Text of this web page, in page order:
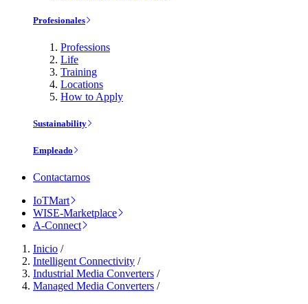
Profesionales
Professions
Life
Training
Locations
How to Apply
Sustainability
Empleado
Contactarnos
IoTMart
WISE-Marketplace
A-Connect
Inicio /
Intelligent Connectivity /
Industrial Media Converters /
Managed Media Converters /